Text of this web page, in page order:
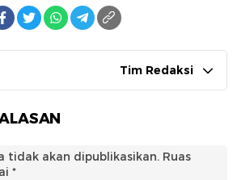
Tim Redaksi
tidak akan dipublikasikan. Ruas
*